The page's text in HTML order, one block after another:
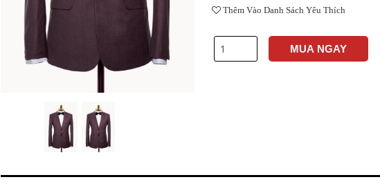
Thêm Vào Danh Sách Yêu Thích
MUA NGAY